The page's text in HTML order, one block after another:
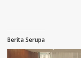
Berita Serupa